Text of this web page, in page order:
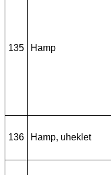
135 Hamp
136 Hamp, uheklet